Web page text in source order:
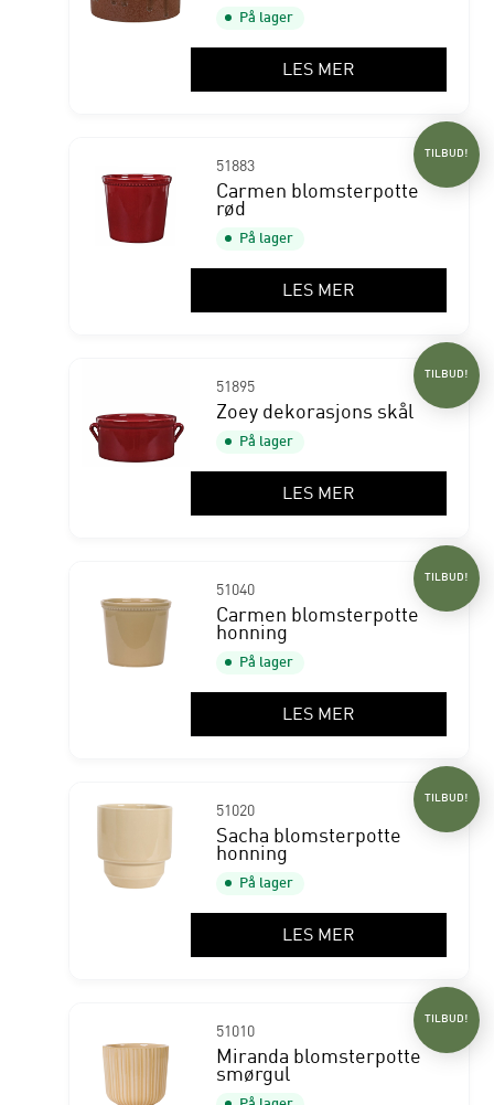
På lager
LES MER
TILBUD!
51883
Carmen blomsterpotte
rød
På lager
LES MER
TILBUD!
51895
Zoey dekorasjons skål
På lager
LES MER
TILBUD!
51040
Carmen blomsterpotte
honning
På lager
LES MER
TILBUD!
51020
Sacha blomsterpotte
honning
På lager
LES MER
TILBUD!
51010
Miranda blomsterpotte
smørgul